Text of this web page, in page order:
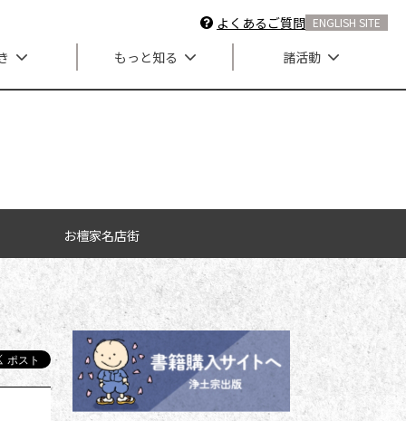
よくあるご質問 ENGLISH SITE
もっと知る 諸活動
お檀家名店街